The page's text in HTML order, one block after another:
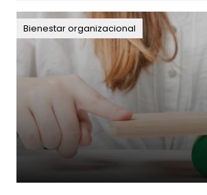
Bienestar organizacional